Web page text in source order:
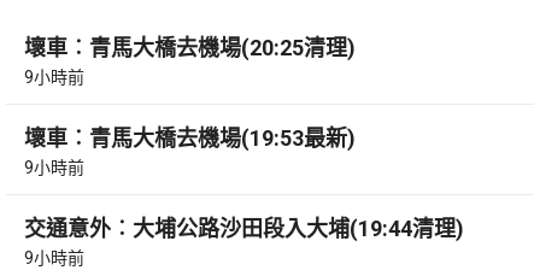
壞車︰青馬大橋去機場(20:25清理)
9小時前
壞車︰青馬大橋去機場(19:53最新)
9小時前
交通意外︰大埔公路沙田段入大埔(19:44清理)
9小時前